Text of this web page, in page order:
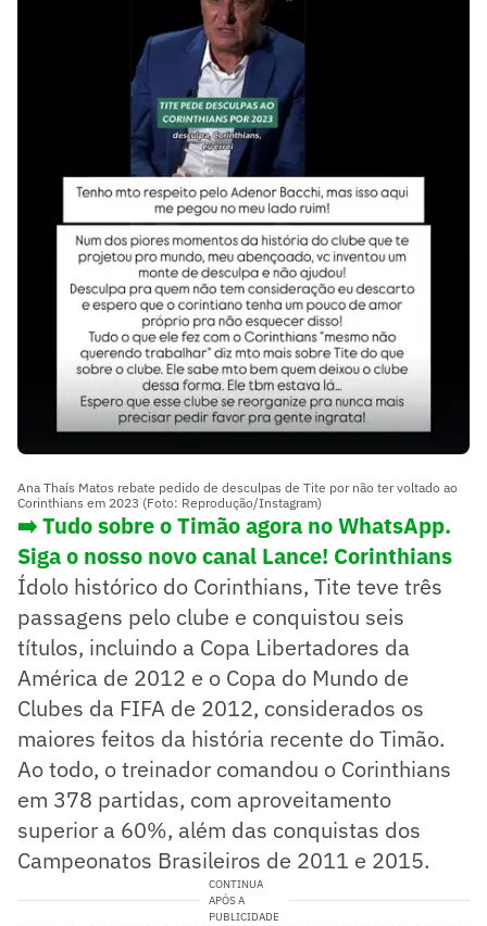
Ana Thaís Matos rebate pedido de desculpas de Tite por não ter voltado ao
Corinthians em 2023 (Foto: Reprodução/Instagram)
➡️ Tudo sobre o Timão agora no WhatsApp.
Siga o nosso novo canal Lance! Corinthians
Ídolo histórico do Corinthians, Tite teve três
passagens pelo clube e conquistou seis
títulos, incluindo a Copa Libertadores da
América de 2012 e o Copa do Mundo de
Clubes da FIFA de 2012, considerados os
maiores feitos da história recente do Timão.
Ao todo, o treinador comandou o Corinthians
em 378 partidas, com aproveitamento
superior a 60%, além das conquistas dos
Campeonatos Brasileiros de 2011 e 2015.
CONTINUA
APÓS A
PUBLICIDADE